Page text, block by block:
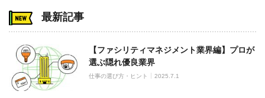
最新記事
【ファシリティマネジメント業界編】プロが
選ぶ隠れ優良業界
仕事の選び方・ヒント 2025.7.1